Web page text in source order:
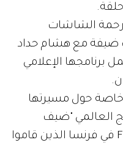
الشاشات
ضيفة مع هشام حداد
برنامجها الإعلامي
حول مسيرتها
العالمي "ضيف
ومسيرة" على محطة France 24 في فرنسا الذين قاموا